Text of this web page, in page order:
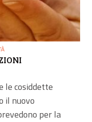
le cosiddette
il nuovo
per la